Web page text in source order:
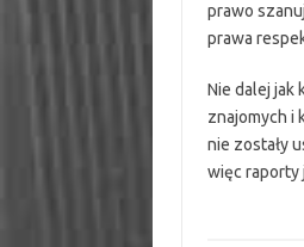
prawo
prawa
Nie dalej jak
znajomych i
nie zostały
więc